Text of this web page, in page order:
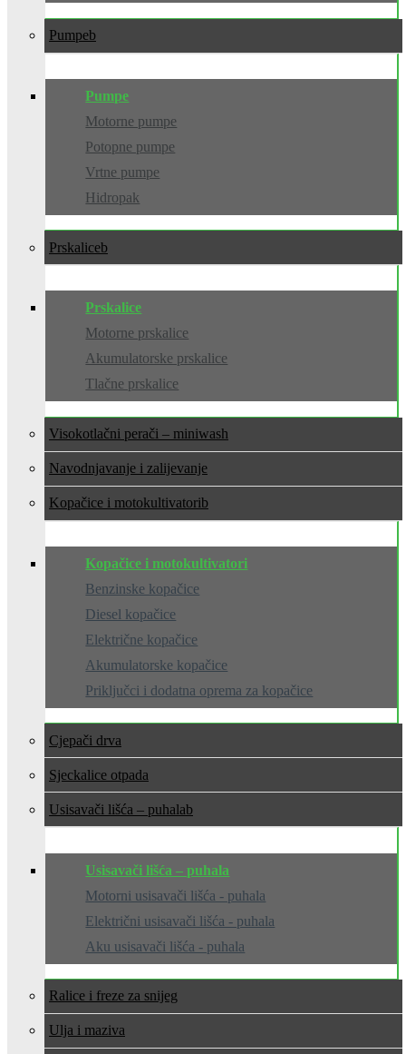
Pumpe
Pumpe
Motorne pumpe
Potopne pumpe
Vrtne pumpe
Hidropak
Prskalice
Prskalice
Motorne prskalice
Akumulatorske prskalice
Tlačne prskalice
Visokotlačni perači – miniwash
Navodnjavanje i zalijevanje
Kopačice i motokultivatori
Kopačice i motokultivatori
Benzinske kopačice
Diesel kopačice
Električne kopačice
Akumulatorske kopačice
Priključci i dodatna oprema za kopačice
Cjepači drva
Sjeckalice otpada
Usisavači lišća – puhala
Usisavači lišća – puhala
Motorni usisavači lišća - puhala
Električni usisavači lišća - puhala
Aku usisavači lišća - puhala
Ralice i freze za snijeg
Ulja i maziva